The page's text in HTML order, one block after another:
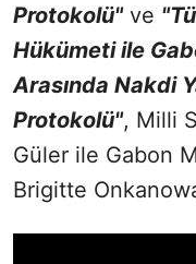
Protokolü"ve
Hükümeti ile
Arasında Nakdi
Protokolü", Milli
Güler ile Gabon
Brigitte